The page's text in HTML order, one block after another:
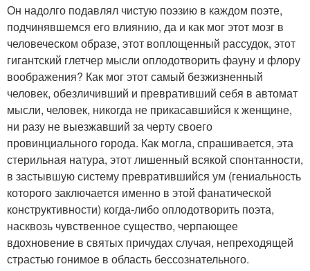
Он надолго подавлял чистую поэзию в каждом поэте,
подчинявшемся его влиянию, да и как мог этот мозг в
человеческом образе, этот воплощенный рассудок, этот
гигантский глетчер мысли оплодотворить фауну и флору
воображения? Как мог этот самый безжизненный
человек, обезличивший и превративший себя в автомат
мысли, человек, никогда не прикасавшийся к женщине,
ни разу не выезжавший за черту своего
провинциального города. Как могла, спрашивается, эта
стерильная натура, этот лишенный всякой спонтанности,
в застывшую систему превратившийся ум (гениальность
которого заключается именно в этой фанатической
конструктивности) когда-либо оплодотворить поэта,
насквозь чувственное существо, черпающее
вдохновение в святых причудах случая, непреходящей
страстью гонимое в область бессознательного.